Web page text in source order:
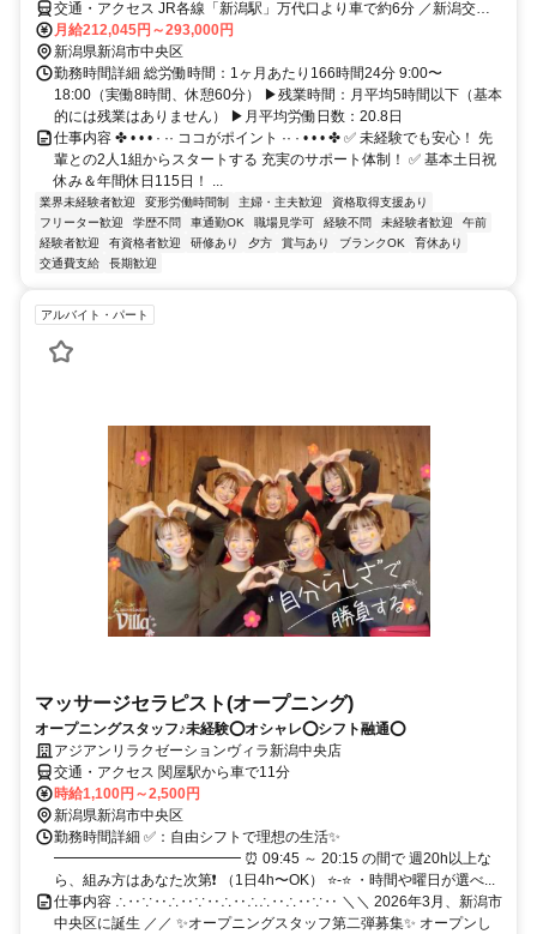
交通・アクセス JR各線「新潟駅」万代口より車で約6分 ／新潟交通
バス「下大川前通」バス停より徒歩約3分
月給212,045円～293,000円
新潟県新潟市中央区
勤務時間詳細 総労働時間：1ヶ月あたり166時間24分 9:00〜
18:00（実働8時間、休憩60分） ▶︎残業時間：月平均5時間以下（基本
的には残業はありません） ▶︎月平均労働日数：20.8日
仕事内容 ✤ • • • · ·· ココがポイント ·· · • • • ✤ ✅ 未経験でも安心！ 先
輩との2人1組からスタートする 充実のサポート体制！ ✅ 基本土日祝
休み＆年間休日115日！ ...
業界未経験者歓迎 変形労働時間制 主婦・主夫歓迎
資格取得支援あり
フリーター歓迎
学歴不問 車通勤OK 職場見学可 経験不問 未経験者歓迎
午前
経験者歓迎
有資格者歓迎 研修あり 夕方 賞与あり ブランクOK
育休あり
交通費支給
長期歓迎
アルバイト・パート
マッサージセラピスト(オープニング)
オープニングスタッフ♪未経験⭕️オシャレ⭕️シフト融通⭕️
アジアンリラクゼーションヴィラ新潟中央店
交通・アクセス 関屋駅から車で11分
時給1,100円～2,500円
新潟県新潟市中央区
勤務時間詳細 ✅：自由シフトで理想の生活✨
━━━━━━━━━━━━━ ⏰ 09:45 ～ 20:15 の間で 週20h以上な
ら、組み方はあなた次第❗ （1日4h〜OK） ⭐-⭐ ・時間や曜日が選べ...
仕事内容 ∴‥∵‥∴‥∵‥∴‥∴∴‥∴‥∵‥ ＼＼ 2026年3月、新潟市
中央区に誕生 ／／ ✨オープニングスタッフ第二弾募集✨ オープンし